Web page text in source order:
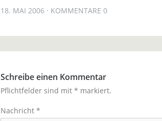
18. MAI 2006 KOMMENTARE 0
Schreibe einen Kommentar
Pflichtfelder sind mit * markiert.
Nachricht *